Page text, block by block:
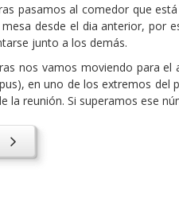
pasamos al comedor que
desde el dia anterior, por
junto a los demás.
nos vamos moviendo para
en uno de los extremos del
la reunión. Si superamos ese